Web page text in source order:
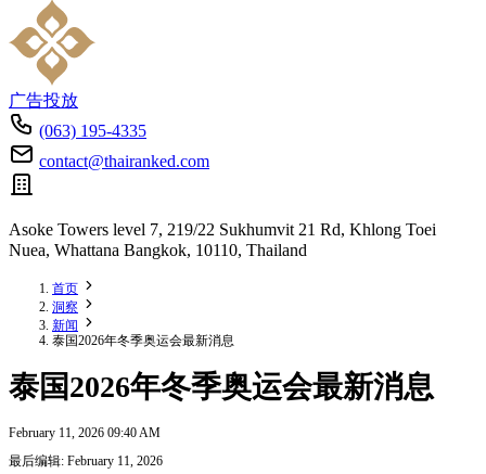
广告投放
(063) 195-4335
contact@thairanked.com
Asoke Towers level 7, 219/22 Sukhumvit 21 Rd, Khlong Toei
Nuea, Whattana Bangkok, 10110, Thailand
首页
洞察
新闻
泰国2026年冬季奥运会最新消息
泰国2026年冬季奥运会最新消息
February 11, 2026 09:40 AM
最后编辑: February 11, 2026